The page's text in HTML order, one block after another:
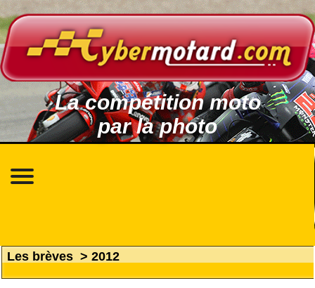
La compétition moto
par la photo
Les brèves > 2012